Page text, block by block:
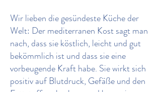
Wir lieben die gesündeste Küche der
Welt: Der mediterranen Kost sagt man
nach, dass sie köstlich, leicht und gut
bekömmlich ist und dass sie eine
vorbeugende Kraft habe. Sie wirkt sich
positiv auf Blutdruck, Gefäße und den